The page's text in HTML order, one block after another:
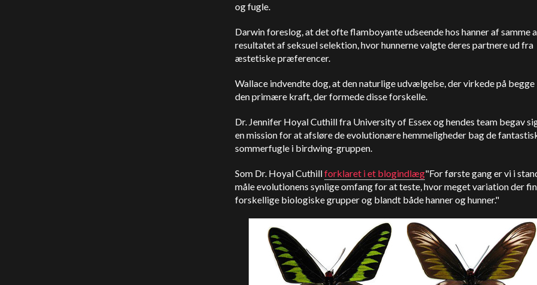
og fugle.
Darwin foreslog, at det ofte flamboyante udseende hos hanner af samme
resultatet af seksuel selektion, hvor hunnerne valgte deres partnere ud fra
æstetiske præferencer.
Wallace indvendte dog, at den naturlige udvælgelse, der virkede på begge
den primære kraft, der formede disse forskelle.
Dr. Jennifer Hoyal Cuthill fra University of Essex og hendes team begav
en mission for at afsløre de evolutionære hemmeligheder bag de
sommerfugle i birdwing-gruppen.
Som Dr. Hoyal Cuthillforklaret i et blogindlæg"For første gang er vi i
måle evolutionens synlige omfang for at teste, hvor meget variation der
forskellige biologiske grupper og blandt både hanner og hunner."